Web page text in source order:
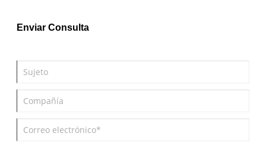
vez más en teclados de silicona para mejorar la confiabilidad del
Enviar Consulta